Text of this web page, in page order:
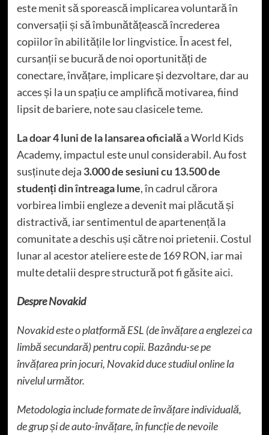
este menit să sporească implicarea voluntară în
conversații și să îmbunătățească încrederea
copiilor în abilitățile lor lingvistice. În acest fel,
cursanții se bucură de noi oportunități de
conectare, învățare, implicare și dezvoltare, dar au
acces și la un spațiu ce amplifică motivarea, fiind
lipsit de bariere, note sau clasicele teme.
La doar 4 luni de la lansarea oficialăa World Kids
Academy, impactul este unul considerabil. Au fost
susținute deja 3.000 de sesiuni cu 13.500 de
studenți din întreaga lume, în cadrul cărora
vorbirea limbii engleze a devenit mai plăcută și
distractivă, iar sentimentul de apartenență la
comunitate a deschis uși către noi prietenii. Costul
lunar al acestor ateliere este de 169 RON, iar mai
multe detalii despre structură pot fi găsiteaici.
Despre Novakid
Novakid este o platformă ESL (de învățare a englezei ca
limbă secundară) pentru copii. Bazându-se pe
învățarea prin jocuri, Novakid duce studiul online la
nivelul următor.
Metodologia include formate de învățare individuală,
de grup și de auto-învățare, în funcție de nevoile